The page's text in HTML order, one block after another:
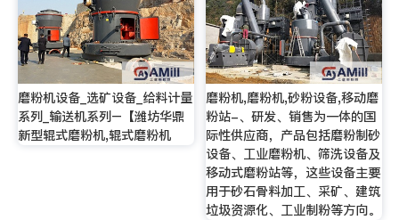
磨粉机设备_选矿设备_给料计量
系列_输送机系列–【潍坊华鼎
新型辊式磨粉机,辊式磨粉机
磨粉机,磨粉机,砂粉设备,移动磨
粉站-、研发、销售为一体的国
际性供应商，产品包括磨粉制砂
设备、工业磨粉机、筛洗设备及
移动式磨粉站等，这些设备主要
用于砂石骨料加工、采矿、建筑
垃圾资源化、工业制粉等方向。